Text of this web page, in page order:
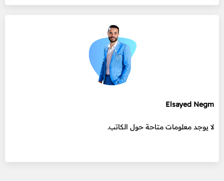
Elsayed Negm
لا يوجد معلومات متاحة حول الكاتب.